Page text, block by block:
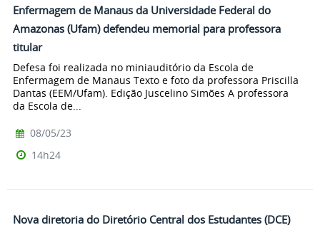
Enfermagem de Manaus da Universidade Federal do
Amazonas (Ufam) defendeu memorial para professora
titular
Defesa foi realizada no miniauditório da Escola de
Enfermagem de Manaus Texto e foto da professora Priscilla
Dantas (EEM/Ufam). Edição Juscelino Simões A professora
da Escola de...
08/05/23
14h24
Nova diretoria do Diretório Central dos Estudantes (DCE)